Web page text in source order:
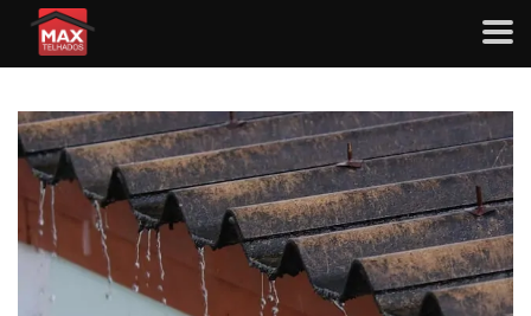
10 dicas para evitar vazamentos e
infiltrações no telhado